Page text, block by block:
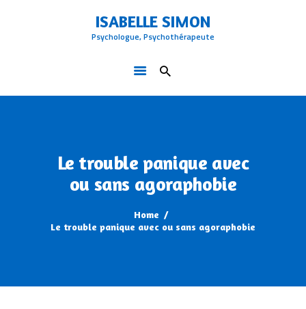
ISABELLE SIMON
Psychologue, Psychothérapeute
Le trouble panique avec
ou sans agoraphobie
Home
Le trouble panique avec ou sans agoraphobie
ISABELLE SIMON
QUI SUIS-JE
LA THÉRAPIE COGNITIVE ET
COMPORTEMENTALE